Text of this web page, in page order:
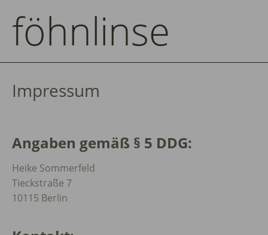
föhnlinse
Impressum
Angaben gemäß § 5 DDG:
Heike Sommerfeld
Tieckstraße 7
10115 Berlin